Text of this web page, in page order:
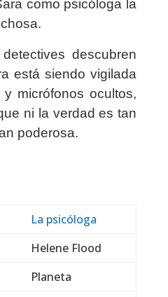
como psicóloga la
descubren
está siendo vigilada
micrófonos ocultos,
ni la verdad es tan
poderosa.
La psicóloga
Helene Flood
Planeta